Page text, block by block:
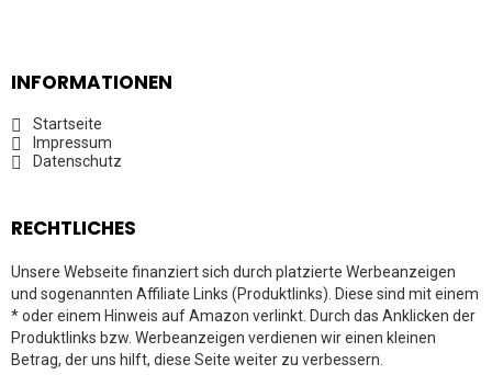
INFORMATIONEN
Startseite
Impressum
Datenschutz
RECHTLICHES
Unsere Webseite finanziert sich durch platzierte Werbeanzeigen
und sogenannten Affiliate Links (Produktlinks). Diese sind mit einem
* oder einem Hinweis auf Amazon verlinkt. Durch das Anklicken der
Produktlinks bzw. Werbeanzeigen verdienen wir einen kleinen
Betrag, der uns hilft, diese Seite weiter zu verbessern.